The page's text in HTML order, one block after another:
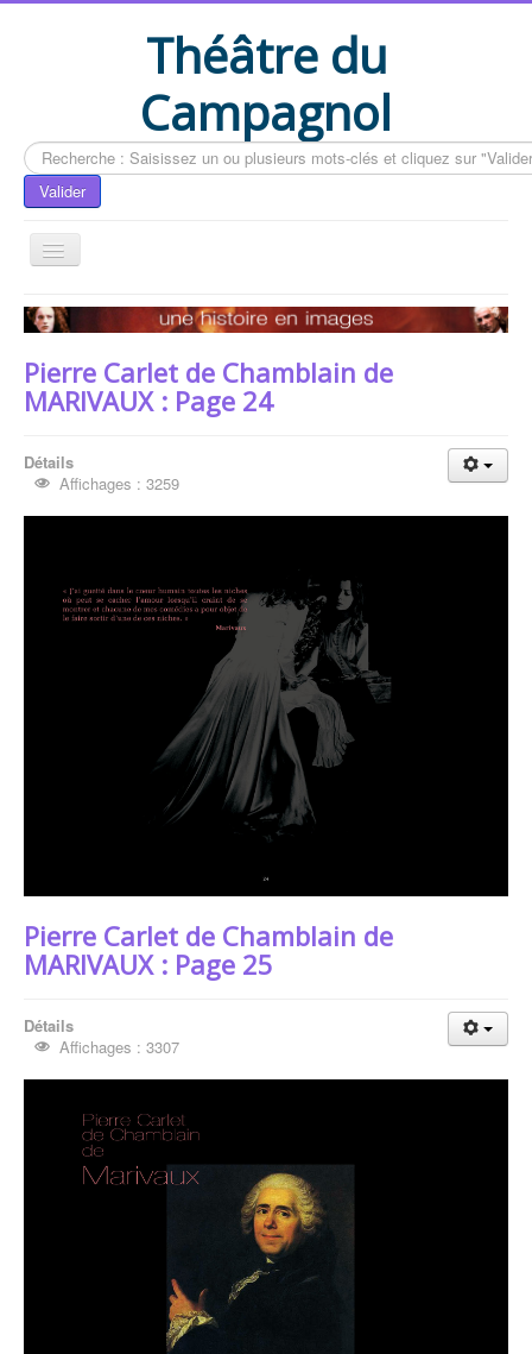
Théâtre du
Campagnol
Rechercher
Valider
Accueil
Compléments du livre
Contactez-nous
Vous êtes ici : Accueil
Le livre du CAMPAGNOL
Pierre Carlet de Chamblain de
MARIVAUX : Page 24
Détails
Affichages : 3259
Pierre Carlet de Chamblain de
MARIVAUX : Page 25
Détails
Affichages : 3307